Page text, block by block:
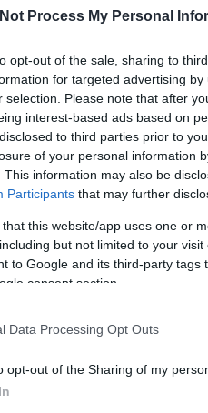
Process My Personal
opt-out of the sale, sharing to
for targeted advertising
selection. Please note that after
interest-based ads based on
to third parties prior to
of your personal information
This information may also be
Participants that may further
that this website/app uses one or
but not limited to your
to Google and its third-party
consent section.
Data Processing Opt Outs
opt-out of the Sharing of my
felkérték fejlesztési
pedig Nyerges Zsolt lett.